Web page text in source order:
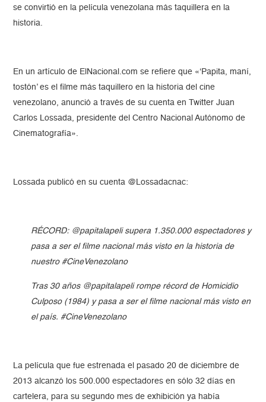
se convirtió en la película venezolana más taquillera en la
historia.
En un artículo de ElNacional.com se refiere que «‘Papita, maní,
tostón’ es el filme más taquillero en la historia del cine
venezolano, anunció a través de su cuenta en Twitter Juan
Carlos Lossada, presidente del Centro Nacional Autónomo de
Cinematografía».
Lossada publicó en su cuenta @Lossadacnac:
RÉCORD: @papitalapeli supera 1.350.000 espectadores y
pasa a ser el filme nacional más visto en la historia de
nuestro #CineVenezolano
Tras 30 años @papitalapeli rompe récord de Homicidio
Culposo (1984) y pasa a ser el filme nacional más visto en
el país. #CineVenezolano
La película que fue estrenada el pasado 20 de diciembre de
2013 alcanzó los 500.000 espectadores en sólo 32 días en
cartelera, para su segundo mes de exhibición ya había